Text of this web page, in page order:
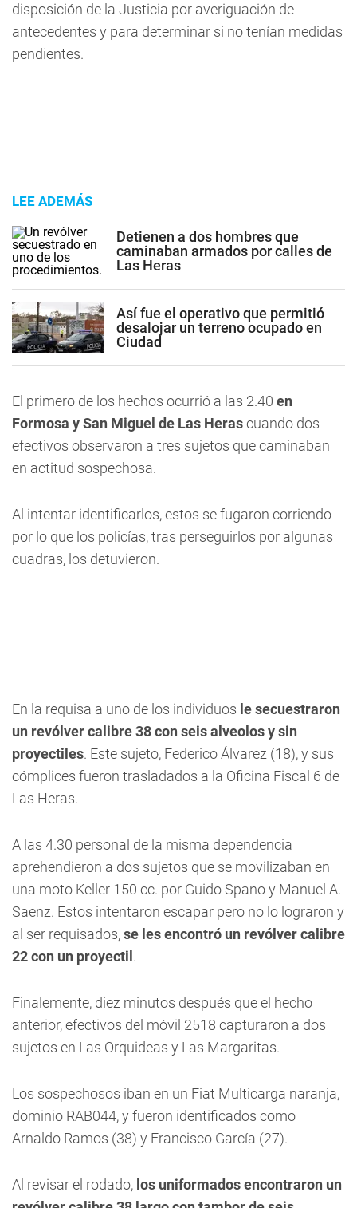
disposición de la Justicia por averiguación de
antecedentes y para determinar si no tenían medidas
pendientes.
LEE ADEMÁS
Detienen a dos hombres que
caminaban armados por calles de
Las Heras
Así fue el operativo que permitió
desalojar un terreno ocupado en
Ciudad
El primero de los hechos ocurrió a las 2.40 en
Formosa y San Miguel de Las Herascuando dos
efectivos observaron a tres sujetos que caminaban
en actitud sospechosa.
Al intentar identificarlos, estos se fugaron corriendo
por lo que los policías, tras perseguirlos por algunas
cuadras, los detuvieron.
En la requisa a uno de los individuos le secuestraron
un revólver calibre 38 con seis alveolos y sin
proyectiles. Este sujeto, Federico Álvarez (18), y sus
cómplices fueron trasladados a la Oficina Fiscal 6 de
Las Heras.
A las 4.30 personal de la misma dependencia
aprehendieron a dos sujetos que se movilizaban en
una moto Keller 150 cc. por Guido Spano y Manuel A.
Saenz. Estos intentaron escapar pero no lo lograron y
al ser requisados,se les encontró un revólver calibre
22 con un proyectil .
Finalemente, diez minutos después que el hecho
anterior, efectivos del móvil 2518 capturaron a dos
sujetos en Las Orquideas y Las Margaritas.
Los sospechosos iban en un Fiat Multicarga naranja,
dominio RAB044, y fueron identificados como
Arnaldo Ramos (38) y Francisco García (27).
Al revisar el rodado, los uniformados encontraron un